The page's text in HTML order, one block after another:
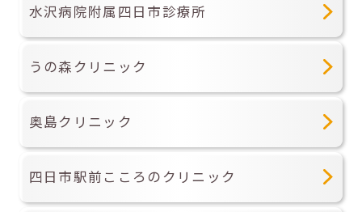
水沢病院附属四日市診療所
うの森クリニック
奥島クリニック
四日市駅前こころのクリニック